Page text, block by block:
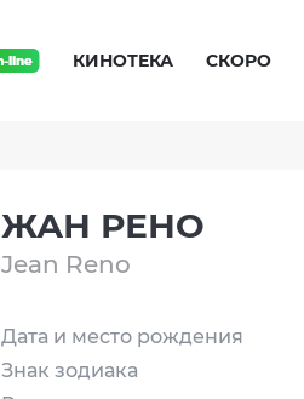
КИНОТЕКА СКОРО
ЖАН РЕНО
Jean Reno
Дата и место рождения
Знак зодиака